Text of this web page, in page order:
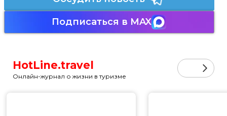
Подписаться в MAX
HotLine.travel
Онлайн-журнал о жизни в туризме